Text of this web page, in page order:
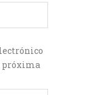
próxima